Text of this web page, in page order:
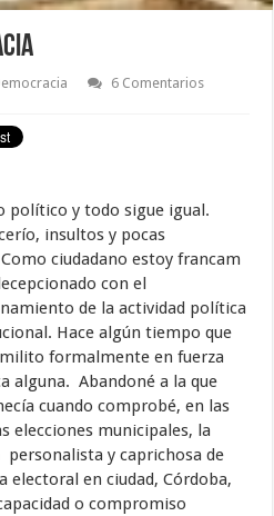
6 Comentarios
político y todo sigue igual.
insultos y pocas
ciudadano estoy francam
con el
de la actividad política
Hace algún tiempo que
formalmente en fuerza
alguna. Abandoné a la que
cuando comprobé, en las
elecciones municipales, la
y caprichosa de
electoral en ciudad, Córdoba,
o compromiso